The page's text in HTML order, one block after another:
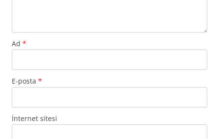
Ad *
E-posta *
İnternet sitesi